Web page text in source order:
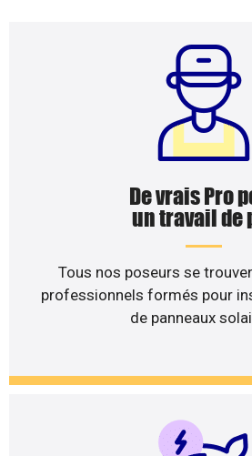
De vrais Pro
un travail de
Tous nos poseurs se
professionnels formés pour
de panneaux